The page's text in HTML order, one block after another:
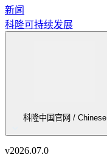
新闻
科隆可持续发展
科隆中国官网 / Chinese
v2026.07.0